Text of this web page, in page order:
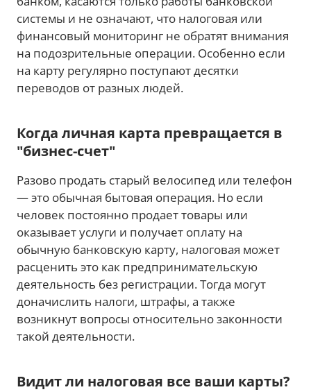
системы и не означают, что налоговая или
финансовый мониторинг не обратят внимания
на подозрительные операции. Особенно если
на карту регулярно поступают десятки
переводов от разных людей.
Когда личная карта превращается в
"бизнес-счет"
Разово продать старый велосипед или телефон
— это обычная бытовая операция. Но если
человек постоянно продает товары или
оказывает услуги и получает оплату на
обычную банковскую карту, налоговая может
расценить это как предпринимательскую
деятельность без регистрации. Тогда могут
доначислить налоги, штрафы, а также
возникнут вопросы относительно законности
такой деятельности.
Видит ли налоговая все ваши карты?